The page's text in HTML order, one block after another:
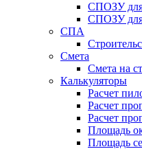
СПОЗУ
СПОЗУ
СПА
Смета
Смета на
Калькуляторы
Расчет
Расчет
Расчет
Площадь
Площадь